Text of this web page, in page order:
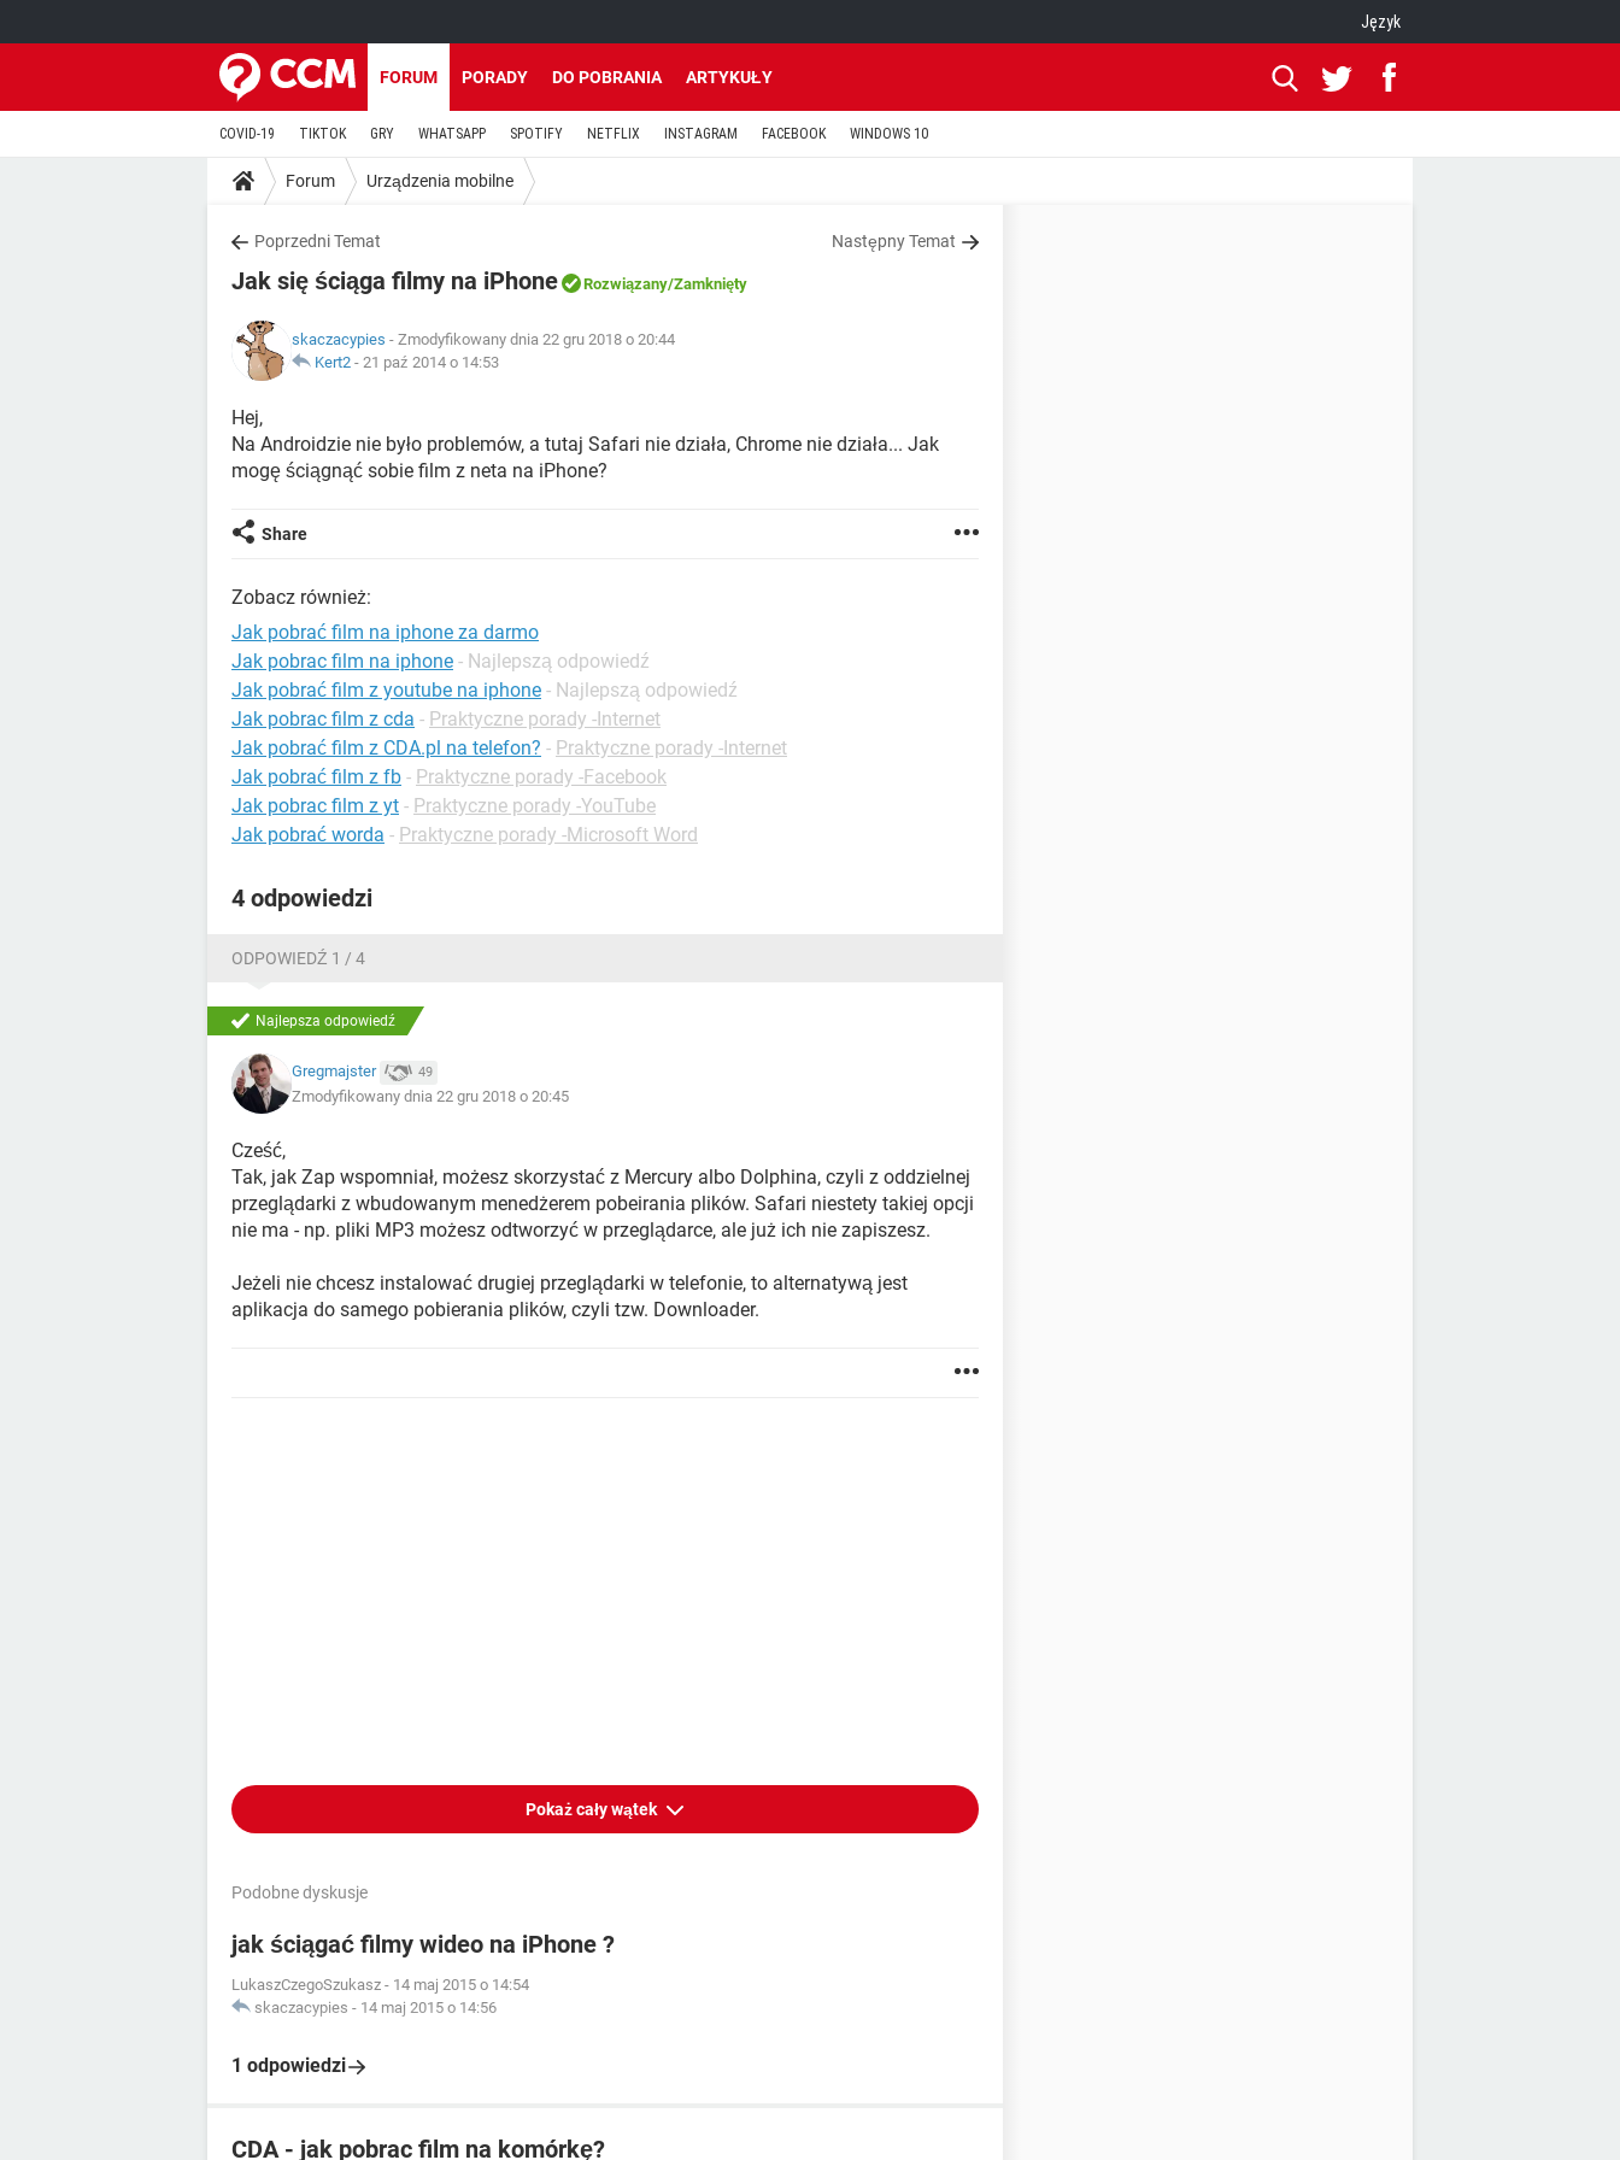
Język
FORUM PORADY DO POBRANIA ARTYKUŁY
COVID-19 TIKTOK GRY WHATSAPP SPOTIFY NETFLIX INSTAGRAM FACEBOOK WINDOWS 10
Forum Urządzenia mobilne
Poprzedni Temat Następny Temat
Jak się ściąga filmy na iPhone Rozwiązany/Zamknięty
skaczacypies - Zmodyfikowany dnia 22 gru 2018 o 20:44
Kert2 - 21 paź 2014 o 14:53
Hej,
Na Androidzie nie było problemów, a tutaj Safari nie działa, Chrome nie działa... Jak
mogę ściągnąć sobie film z neta na iPhone?
Share
Zobacz również:
Jak pobrać film na iphone za darmo
Jak pobrac film na iphone - Najlepszą odpowiedź
Jak pobrać film z youtube na iphone - Najlepszą odpowiedź
Jak pobrac film z cda - Praktyczne porady -Internet
Jak pobrać film z CDA.pl na telefon? - Praktyczne porady -Internet
Jak pobrać film z fb - Praktyczne porady -Facebook
Jak pobrac film z yt - Praktyczne porady -YouTube
Jak pobrać worda - Praktyczne porady -Microsoft Word
4 odpowiedzi
ODPOWIEDŹ 1 / 4
Najlepsza odpowiedź
Gregmajster 49
Zmodyfikowany dnia 22 gru 2018 o 20:45
Cześć,
Tak, jak Zap wspomniał, możesz skorzystać z Mercury albo Dolphina, czyli z oddzielnej
przeglądarki z wbudowanym menedżerem pobeirania plików. Safari niestety takiej opcji
nie ma - np. pliki MP3 możesz odtworzyć w przeglądarce, ale już ich nie zapiszesz.
Jeżeli nie chcesz instalować drugiej przeglądarki w telefonie, to alternatywą jest
aplikacja do samego pobierania plików, czyli tzw. Downloader.
Pokaż cały wątek
Podobne dyskusje
jak ściągać filmy wideo na iPhone ?
LukaszCzegoSzukasz - 14 maj 2015 o 14:54
skaczacypies - 14 maj 2015 o 14:56
1 odpowiedzi
CDA - jak pobrac film na komórkę?